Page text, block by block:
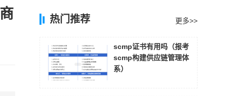
热门推荐 更多>>
scmp证书有用吗（报考
scmp构建供应链管理体
系）